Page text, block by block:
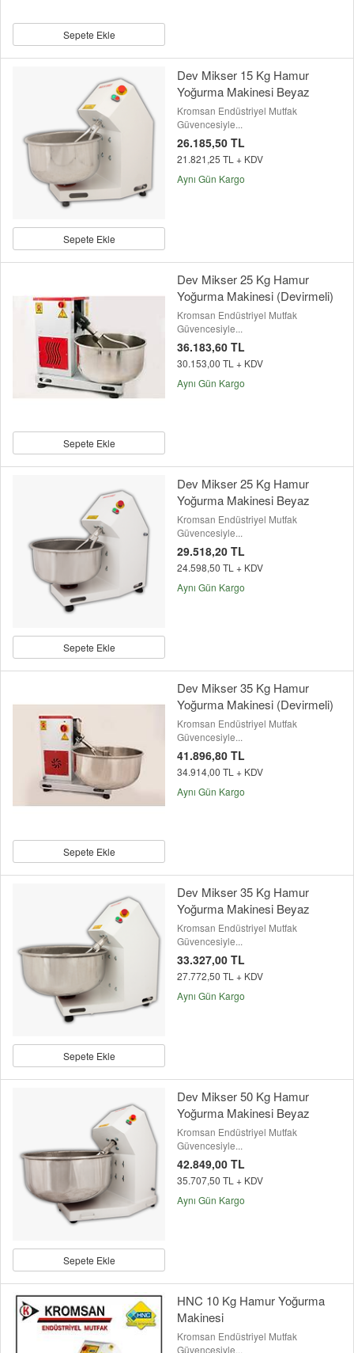
Sepete Ekle
Sepete Ekle
Dev Mikser 15 Kg Hamur
Yoğurma Makinesi Beyaz
Kromsan Endüstriyel Mutfak
Güvencesiyle...
26.185,50 TL
21.821,25 TL + KDV
Aynı Gün Kargo
Sepete Ekle
Dev Mikser 25 Kg Hamur
Yoğurma Makinesi (Devirmeli)
Kromsan Endüstriyel Mutfak
Güvencesiyle...
36.183,60 TL
30.153,00 TL + KDV
Aynı Gün Kargo
Sepete Ekle
Dev Mikser 25 Kg Hamur
Yoğurma Makinesi Beyaz
Kromsan Endüstriyel Mutfak
Güvencesiyle...
29.518,20 TL
24.598,50 TL + KDV
Aynı Gün Kargo
Sepete Ekle
Dev Mikser 35 Kg Hamur
Yoğurma Makinesi (Devirmeli)
Kromsan Endüstriyel Mutfak
Güvencesiyle...
41.896,80 TL
34.914,00 TL + KDV
Aynı Gün Kargo
Sepete Ekle
Dev Mikser 35 Kg Hamur
Yoğurma Makinesi Beyaz
Kromsan Endüstriyel Mutfak
Güvencesiyle...
33.327,00 TL
27.772,50 TL + KDV
Aynı Gün Kargo
Sepete Ekle
Dev Mikser 50 Kg Hamur
Yoğurma Makinesi Beyaz
Kromsan Endüstriyel Mutfak
Güvencesiyle...
42.849,00 TL
35.707,50 TL + KDV
Aynı Gün Kargo
HNC 10 Kg Hamur Yoğurma
Makinesi
Kromsan Endüstriyel Mutfak
Güvencesiyle...